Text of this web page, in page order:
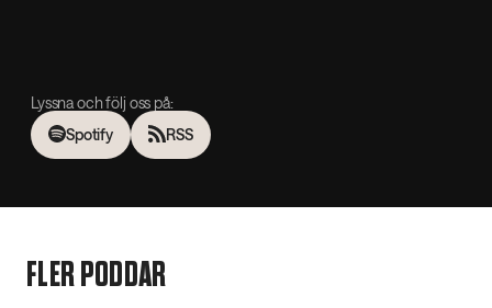
Lyssna och följ oss på:
Spotify
RSS
FLER PODDAR